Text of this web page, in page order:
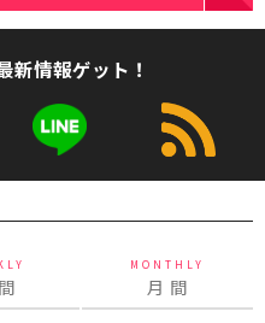
新情報ゲット！
MONTHLY
月 間